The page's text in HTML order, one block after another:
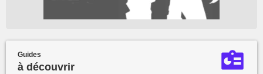
Guides
à découvrir